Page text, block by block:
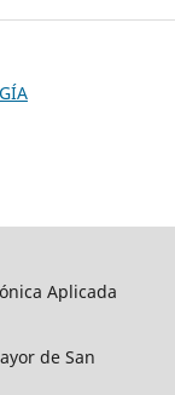
Aplicada
de San